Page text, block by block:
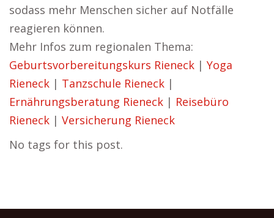
sodass mehr Menschen sicher auf Notfälle
reagieren können.
Mehr Infos zum regionalen Thema:
Geburtsvorbereitungskurs Rieneck | Yoga
Rieneck | Tanzschule Rieneck |
Ernährungsberatung Rieneck | Reisebüro
Rieneck | Versicherung Rieneck
No tags for this post.